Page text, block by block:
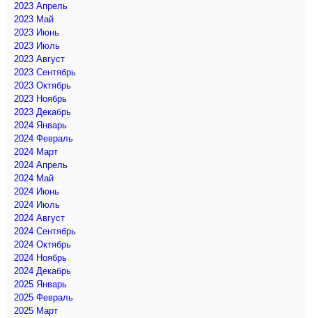
2023 Апрель
2023 Май
2023 Июнь
2023 Июль
2023 Август
2023 Сентябрь
2023 Октябрь
2023 Ноябрь
2023 Декабрь
2024 Январь
2024 Февраль
2024 Март
2024 Апрель
2024 Май
2024 Июнь
2024 Июль
2024 Август
2024 Сентябрь
2024 Октябрь
2024 Ноябрь
2024 Декабрь
2025 Январь
2025 Февраль
2025 Март